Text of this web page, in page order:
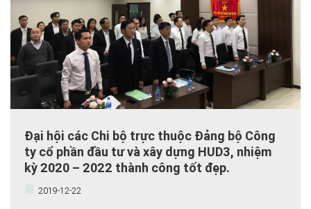
Đại hội các Chi bộ trực thuộc Đảng bộ Công
ty cổ phần đầu tư và xây dựng HUD3, nhiệm
kỳ 2020 – 2022 thành công tốt đẹp.
2019-12-22